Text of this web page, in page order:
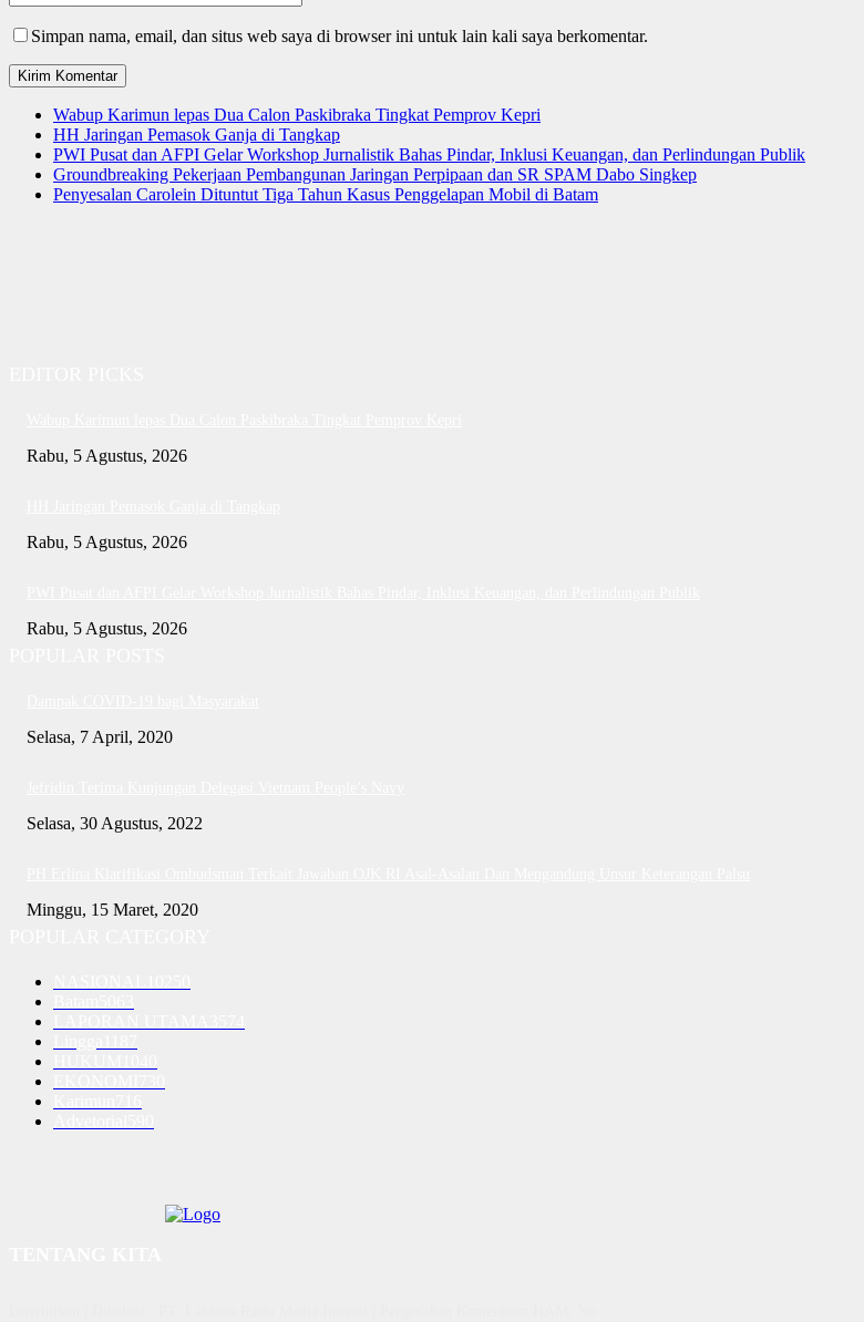
Simpan nama, email, dan situs web saya di browser ini untuk lain kali saya berkomentar.
Wabup Karimun lepas Dua Calon Paskibraka Tingkat Pemprov Kepri
HH Jaringan Pemasok Ganja di Tangkap
PWI Pusat dan AFPI Gelar Workshop Jurnalistik Bahas Pindar, Inklusi Keuangan, dan Perlindungan Publik
Groundbreaking Pekerjaan Pembangunan Jaringan Perpipaan dan SR SPAM Dabo Singkep
Penyesalan Carolein Dituntut Tiga Tahun Kasus Penggelapan Mobil di Batam
Rabu, 5 Agustus, 2026
Rabu, 5 Agustus, 2026
Rabu, 5 Agustus, 2026
Selasa, 7 April, 2020
Selasa, 30 Agustus, 2022
Minggu, 15 Maret, 2020